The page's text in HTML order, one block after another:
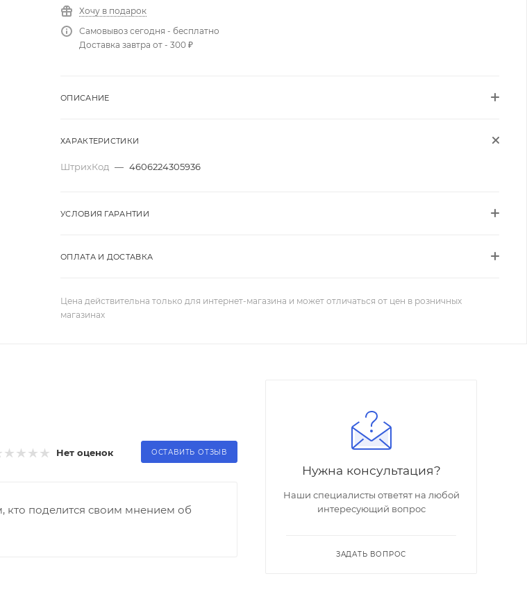
Хочу в подарок
Самовывоз сегодня - бесплатно
Доставка завтра от - 300 ₽
ОПИСАНИЕ
ХАРАКТЕРИСТИКИ
ШтрихКод — 4606224305936
УСЛОВИЯ ГАРАНТИИ
ОПЛАТА И ДОСТАВКА
Цена действительна только для интернет-магазина и может отличаться от цен в розничных
магазинах
Нет оценок ОСТАВИТЬ ОТЗЫВ
кто поделится своим мнением об
Нужна консультация?
Наши специалисты ответят на любой
интересующий вопрос
ЗАДАТЬ ВОПРОС